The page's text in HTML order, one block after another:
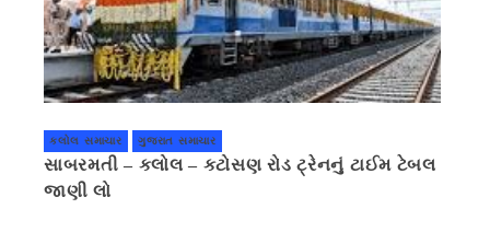
કલોલ સમાચાર ગુજરાત સમાચાર
સાબરમતી – કલોલ – કટોસણ રોડ ટ્રેનનું ટાઈમ ટેબલ
જાણી લો